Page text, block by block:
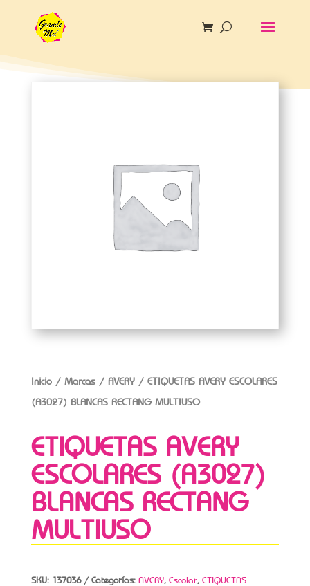
Inicio/ Marcas/ AVERY/ ETIQUETAS AVERY ESCOLARES
(A3027) BLANCAS RECTANG MULTIUSO
ETIQUETAS AVERY
ESCOLARES (A3027)
BLANCAS RECTANG
MULTIUSO
SKU: 137036 Categorías: AVERY, Escolar, ETIQUETAS